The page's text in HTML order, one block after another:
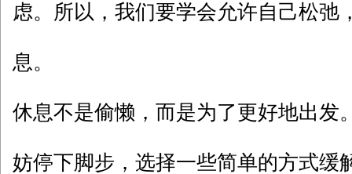
虑。所以，我们要学会允许自己松弛
息。
休息不是偷懒，而是为了更好地出发
妨停下脚步，选择一些简单的方式缓